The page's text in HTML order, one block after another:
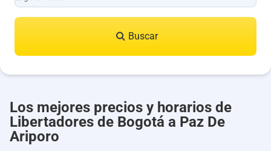
Buscar
Los mejores precios y horarios de
Libertadores de Bogotá a Paz De
Ariporo